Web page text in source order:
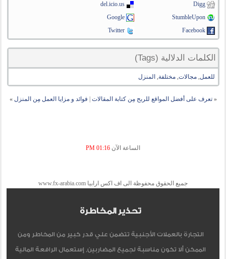
Digg
del.icio.us
StumbleUpon
Google
Facebook
Twitter
الكلمات الدلالية (Tags)
للعمل,مجالات,مختلفة, المنزل
« تعرف على أفضل المواقع للربح مِن كتابة المقالات فوائد و مزايا العمل مِن المنزل »
الساعة الآن 01:16 PM
جميع الحقوق محفوظة الى اف اكس ارابيا www.fx-arabia.com
تحذير المخاطرة
التجارة بالعملات الأجنبية تتضمن علي قدر كبير من المخاطر ومن
الممكن ألا تكون مناسبة لجميع المضاربين, إستعمال الرافعة المالية